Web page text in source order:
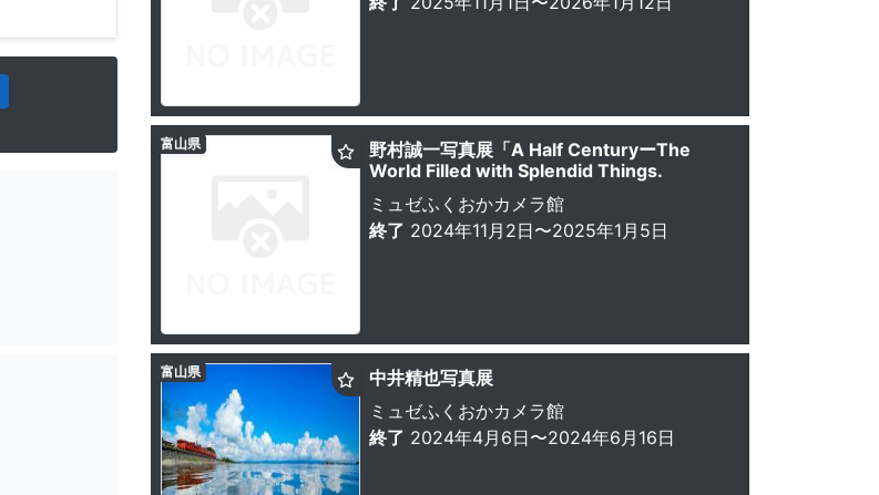
野村誠一写真展「A Half CenturyーThe
World Filled with Splendid Things.
ミュゼふくおかカメラ館
終了 2024年11月2日〜2025年1月5日
富山県
中井精也写真展
ミュゼふくおかカメラ館
終了 2024年4月6日〜2024年6月16日
富山県